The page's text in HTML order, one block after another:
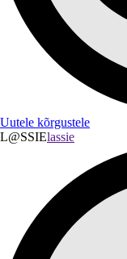
Uutele kõrgustele
L@SSIElassie